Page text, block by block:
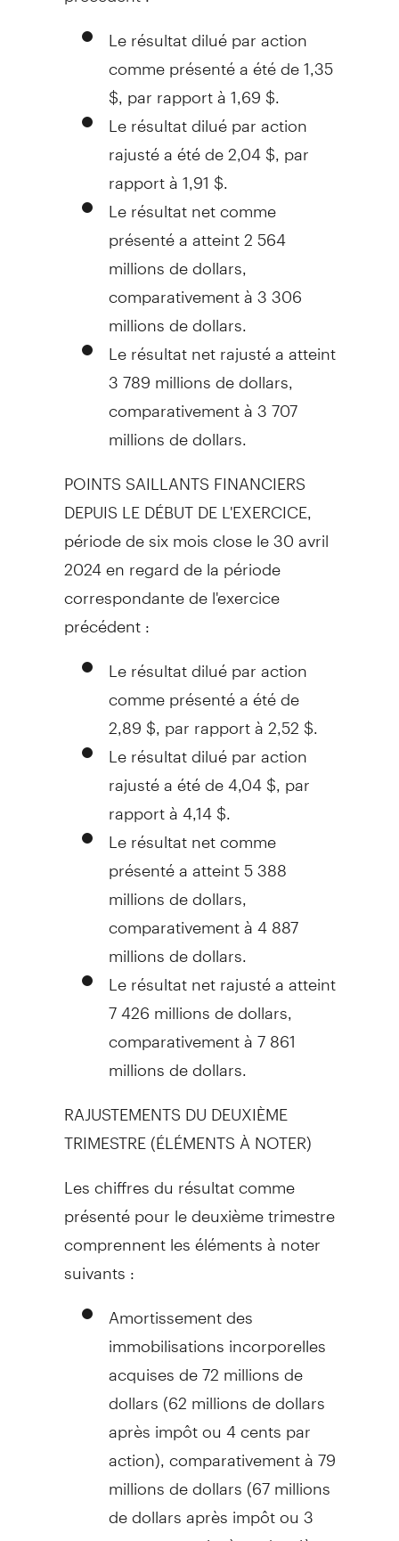
Le résultat dilué par action
comme présenté a été de 1,35
$, par rapport à 1,69 $.
Le résultat dilué par action
rajusté a été de 2,04 $, par
rapport à 1,91 $.
Le résultat net comme
présenté a atteint 2 564
millions de dollars,
comparativement à 3 306
millions de dollars.
Le résultat net rajusté a atteint
3 789 millions de dollars,
comparativement à 3 707
millions de dollars.
POINTS SAILLANTS FINANCIERS
DEPUIS LE DÉBUT DE L'EXERCICE,
période de six mois close le 30 avril
2024 en regard de la période
correspondante de l'exercice
précédent :
Le résultat dilué par action
comme présenté a été de
2,89 $, par rapport à 2,52 $.
Le résultat dilué par action
rajusté a été de 4,04 $, par
rapport à 4,14 $.
Le résultat net comme
présenté a atteint 5 388
millions de dollars,
comparativement à 4 887
millions de dollars.
Le résultat net rajusté a atteint
7 426 millions de dollars,
comparativement à 7 861
millions de dollars.
RAJUSTEMENTS DU DEUXIÈME
TRIMESTRE (ÉLÉMENTS À NOTER)
Les chiffres du résultat comme
présenté pour le deuxième trimestre
comprennent les éléments à noter
suivants :
Amortissement des
immobilisations incorporelles
acquises de 72 millions de
dollars (62 millions de dollars
après impôt ou 4 centspar
action), comparativement à 79
millions de dollars (67 millions
de dollars après impôt ou 3